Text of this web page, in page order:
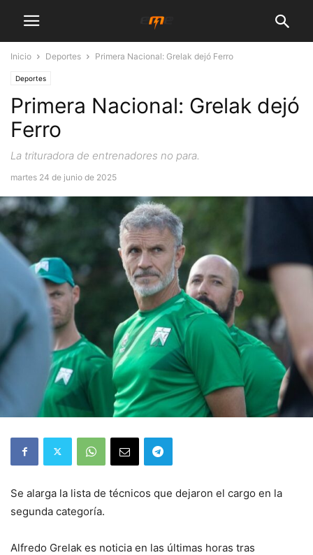
Inicio Deportes Primera Nacional: Grelak dejó Ferro
Deportes
Primera Nacional: Grelak dejó
Ferro
La trituradora de entrenadores no para.
martes 24 de junio de 2025
Se alarga la lista de técnicos que dejaron el cargo en la
segunda categoría.
Alfredo Grelak es noticia en las últimas horas tras